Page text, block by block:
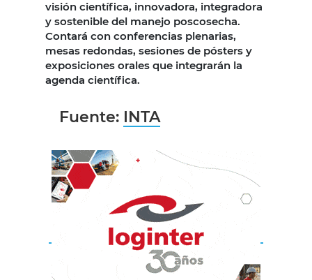
visión científica, innovadora, integradora
y sostenible del manejo poscosecha.
Contará con conferencias plenarias,
mesas redondas, sesiones de pósters y
exposiciones orales que integrarán la
agenda científica.
Fuente: INTA